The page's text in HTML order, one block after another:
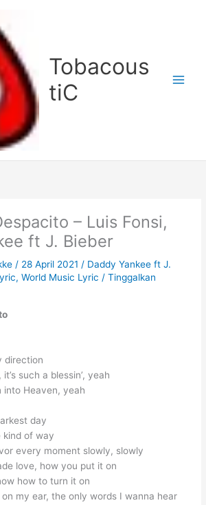
Tobacous
tiC
– Luis Fonsi,
ft J. Bieber
/ 28 April 2021 / Daddy Yankee ft J.
,World Music Lyric /Tinggalkan
direction
such a blessin’, yeah
into Heaven, yeah
day
kind of way
every moment slowly, slowly
love, how you put it on
how to turn it on
my ear, the only words I wanna hear